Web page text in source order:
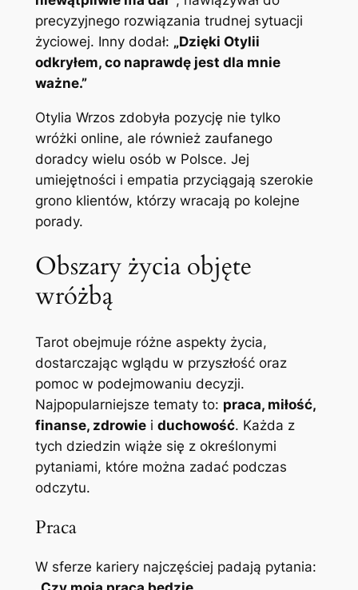
precyzyjnego rozwiązania trudnej sytuacji
życiowej. Inny dodał: „Dzięki Otylii
odkryłem, co naprawdę jest dla mnie
ważne.”
Otylia Wrzos zdobyła pozycję nie tylko
wróżki online, ale również zaufanego
doradcy wielu osób w Polsce. Jej
umiejętności i empatia przyciągają szerokie
grono klientów, którzy wracają po kolejne
porady.
Obszary życia objęte
wróżbą
Tarot obejmuje różne aspekty życia,
dostarczając wglądu w przyszłość oraz
pomoc w podejmowaniu decyzji.
Najpopularniejsze tematy to: praca, miłość,
finanse, zdrowiei duchowość. Każda z
tych dziedzin wiąże się z określonymi
pytaniami, które można zadać podczas
odczytu.
Praca
W sferze kariery najczęściej padają pytania: